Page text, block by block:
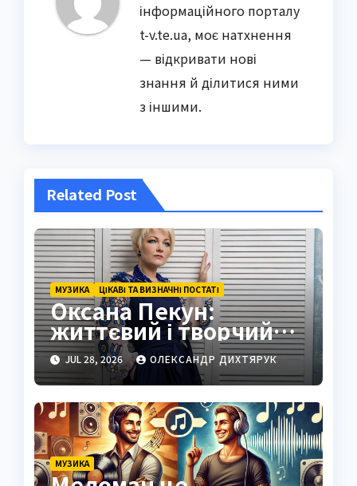
інформаційного порталу
t-v.te.ua, моє натхнення
— відкривати нові
знання й ділитися ними
з іншими.
Related Post
МУЗИКА ЦІКАВІ ТА ВИЗНАЧНІ ПОСТАТІ
Оксана Пекун:
життєвий і творчий
шлях
JUL 28, 2026 ОЛЕКСАНДР ДИХТЯРУК
МУЗИКА